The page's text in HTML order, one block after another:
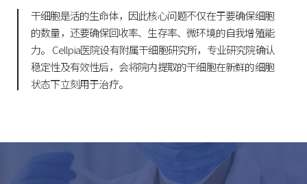
干细胞是活的生命体，因此核心问题不仅在于要确保细胞
的数量，还要确保回收率、生存率、微环境的自我增殖能
力。 Cellpia医院设有附属干细胞研究所，专业研究院确认
稳定性及有效性后，会将院内提取的干细胞在新鲜的细胞
状态下立刻用于治疗。